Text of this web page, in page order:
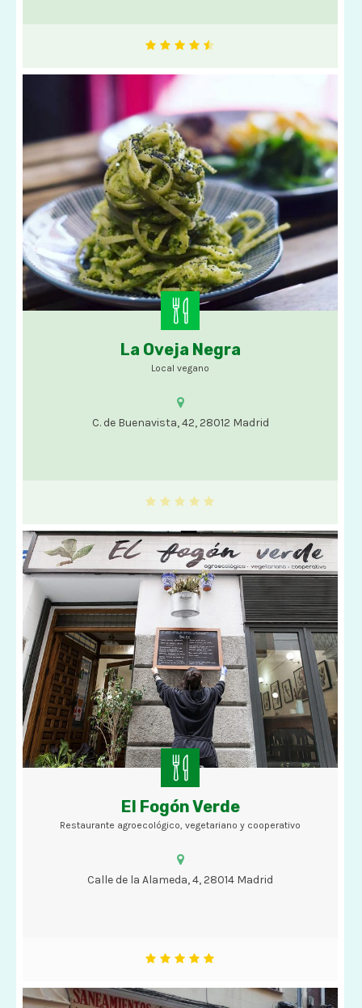
Comida vegana
La Oveja Negra
Local vegano
C. de Buenavista, 42, 28012 Madrid
Restaurante agroecológico, vegetariano y cooperativo
El Fogón Verde
Restaurante agroecológico, vegetariano y cooperativo
Calle de la Alameda, 4, 28014 Madrid